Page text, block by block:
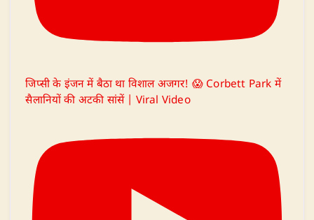
जिप्सी के इंजन में बैठा था विशाल अजगर! 😱 Corbett Park में
सैलानियों की अटकी सांसें | Viral Video